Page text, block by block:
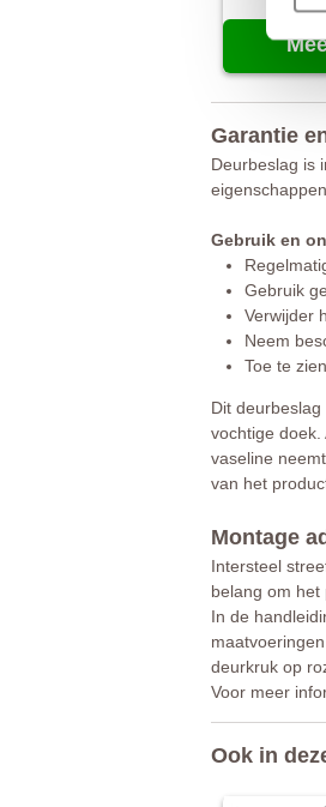
Garantie
Deurbeslag is
Gebruik en
Gebruik
Verwijder
Neem
Toe te
Dit
vochtige
vaseline
van het
Montage
Intersteel
belang om het
In de
deurkruk op
Voor meer
Ook in